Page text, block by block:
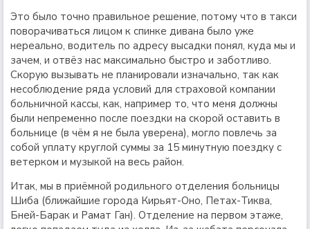
Это было точно правильное решение, потому что в такси
поворачиваться лицом к спинке дивана было уже
нереально, водитель по адресу высадки понял, куда мы и
зачем, и отвёз нас максимально быстро и заботливо.
Скорую вызывать не планировали изначально, так как
несоблюдение ряда условий для страховой компании
больничной кассы, как, например то, что меня должны
были непременно после поездки на скорой оставить в
больнице (в чём я не была уверена), могло повлечь за
собой уплату круглой суммы за 15 минутную поездку с
ветерком и музыкой на весь район.
Итак, мы в приёмной родильного отделения больницы
Шиба (ближайшие города Кирьят-Оно, Петах-Тиква,
Бней-Барак и Рамат Ган). Отделение на первом этаже,